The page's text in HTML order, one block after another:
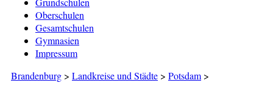
Oberschulen
Gesamtschulen
Gymnasien
Impressum
Brandenburg > Landkreise und Städte > Potsdam >